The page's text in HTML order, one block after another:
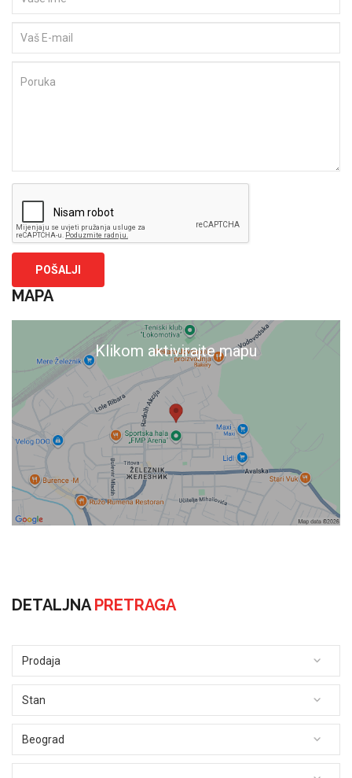
MAPA
Klikom aktivirajte mapu
DETALJNAPRETRAGA
Prodaja
Stan
Beograd